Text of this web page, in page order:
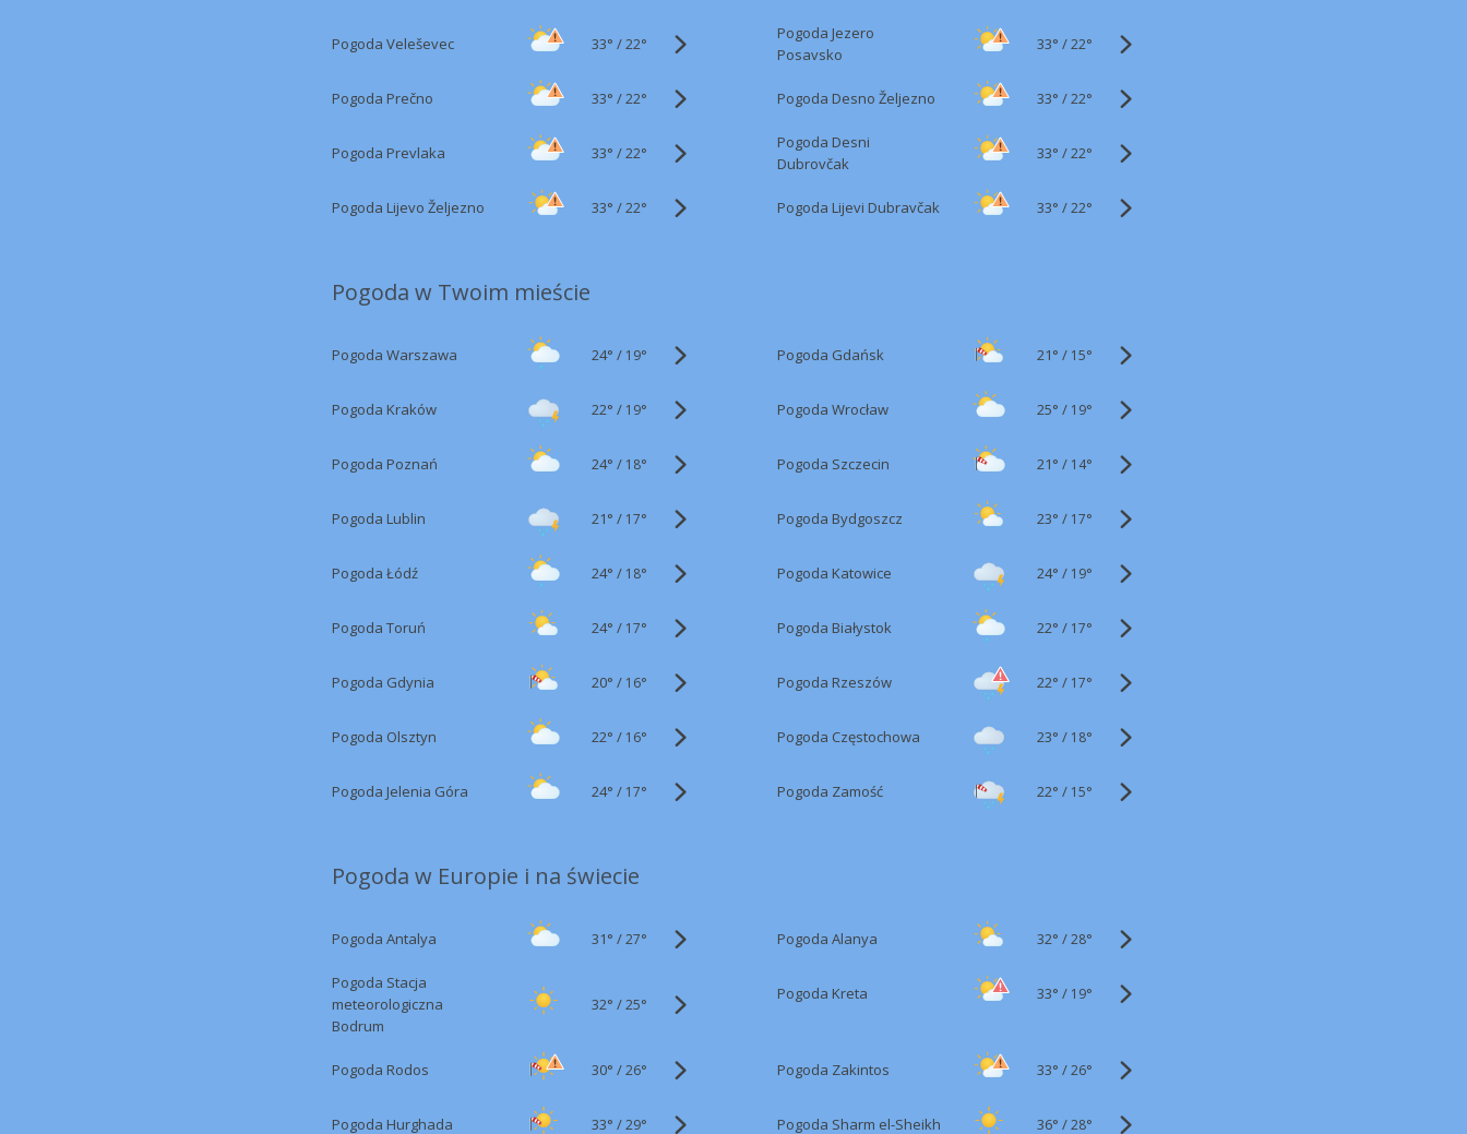
Pogoda Veleševec 33° /22°
Pogoda Jezero
Posavsko
33° /22°
Pogoda Prečno 33° /22° Pogoda Desno Željezno 33° /22°
Pogoda Prevlaka 33° /22°
Pogoda Desni
Dubrovčak
33° /22°
Pogoda Lijevo Željezno 33° /22° Pogoda Lijevi Dubravčak 33° /22°
Pogoda w Twoim mieście
Pogoda Warszawa 24° / 19° Pogoda Gdańsk 21° / 15°
Pogoda Kraków 22° / 19° Pogoda Wrocław 25° / 19°
Pogoda Poznań 24° / 18° Pogoda Szczecin 21° / 14°
Pogoda Lublin 21° / 17° Pogoda Bydgoszcz 23° / 17°
Pogoda Łódź 24° / 18° Pogoda Katowice 24° / 19°
Pogoda Toruń 24° / 17° Pogoda Białystok 22° / 17°
Pogoda Gdynia 20° / 16° Pogoda Rzeszów 22° / 17°
Pogoda Olsztyn 22° / 16° Pogoda Częstochowa 23° / 18°
Pogoda Jelenia Góra 24° / 17° Pogoda Zamość 22° / 15°
Pogoda w Europie i na świecie
Pogoda Antalya 31° /27° Pogoda Alanya 32° /28°
Pogoda Stacja
meteorologiczna
Bodrum
32° /25°
Pogoda Kreta 33° / 19°
Pogoda Rodos 30° /26° Pogoda Zakintos 33° /26°
Pogoda Hurghada 33° /29° Pogoda Sharm el-Sheikh 36° /28°